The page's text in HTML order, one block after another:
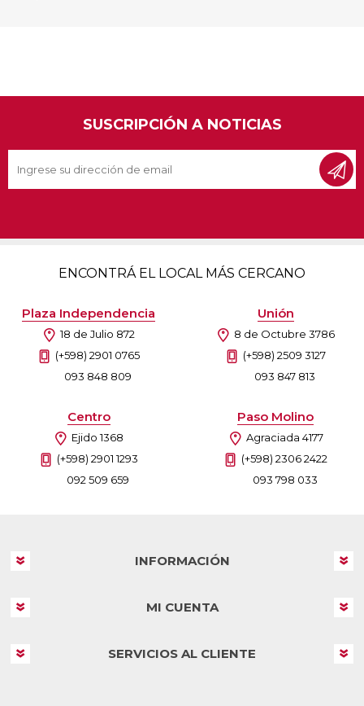
SUSCRIPCIÓN A NOTICIAS
ENCONTRÁ EL LOCAL MÁS CERCANO
Plaza Independencia
18 de Julio 872
(+598) 2901 0765
093 848 809
Unión
8 de Octubre 3786
(+598) 2509 3127
093 847 813
Centro
Ejido 1368
(+598) 2901 1293
092 509 659
Paso Molino
Agraciada 4177
(+598) 2306 2422
093 798 033
INFORMACIÓN
MI CUENTA
SERVICIOS AL CLIENTE